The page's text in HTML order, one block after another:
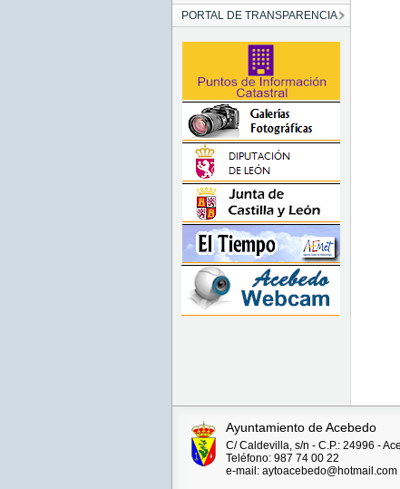
PORTAL DE TRANSPARENCIA
Ayuntamiento de Acebedo
C/ Caldevilla, s/n - C.P.: 24996 -
Teléfono: 987 74 00 22
e-mail: aytoacebedo@hotmail.com